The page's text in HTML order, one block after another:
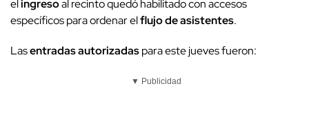
elingresoal recinto quedó habilitado con accesos
específicos para ordenar elflujo de asistentes.
Lasentradas autorizadaspara este jueves fueron:
▼ Publicidad